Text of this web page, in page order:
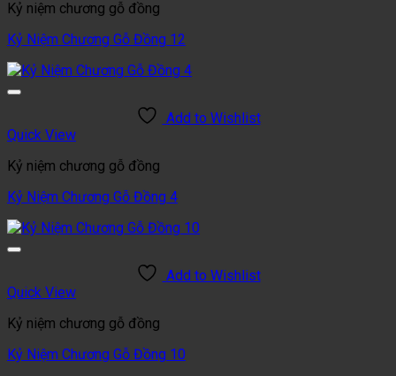
Kỷ niệm chương gỗ đồng
Kỷ Niệm Chương Gỗ Đồng 12
Add to Wishlist
Quick View
Kỷ niệm chương gỗ đồng
Kỷ Niệm Chương Gỗ Đồng 4
Add to Wishlist
Quick View
Kỷ niệm chương gỗ đồng
Kỷ Niệm Chương Gỗ Đồng 10